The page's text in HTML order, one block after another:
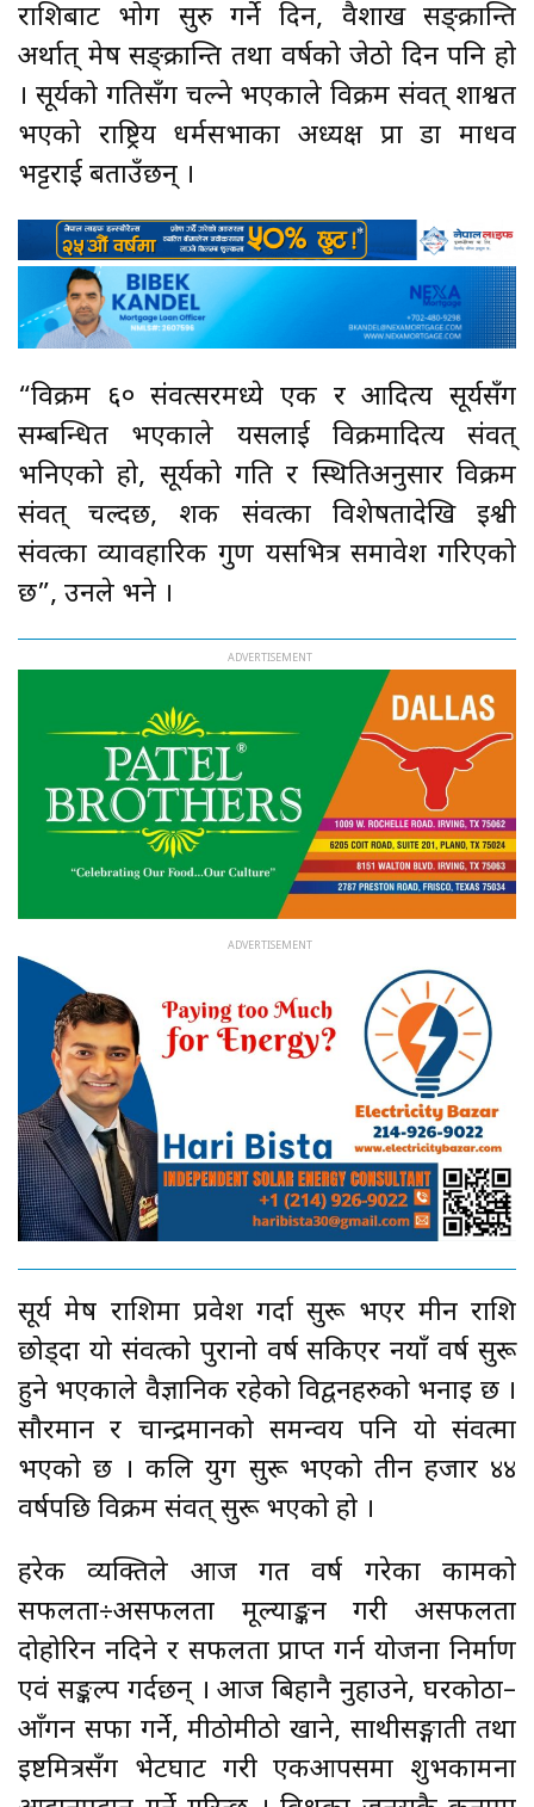
राशिबाट भोग सुरु गर्ने दिन, वैशाख सङ्क्रान्ति
अर्थात् मेष सङ्क्रान्ति तथा वर्षको जेठो दिन पनि हो
। सूर्यको गतिसँग चल्ने भएकाले विक्रम संवत् शाश्वत
भएको राष्ट्रिय धर्मसभाका अध्यक्ष प्रा डा माधव
भट्टराई बताउँछन् ।
“विक्रम ६० संवत्सरमध्ये एक र आदित्य सूर्यसँग
सम्बन्धित भएकाले यसलाई विक्रमादित्य संवत्
भनिएको हो, सूर्यको गति र स्थितिअनुसार विक्रम
संवत् चल्दछ, शक संवत्का विशेषतादेखि इश्वी
संवत्का व्यावहारिक गुण यसभित्र समावेश गरिएको
छ”, उनले भने ।
सूर्य मेष राशिमा प्रवेश गर्दा सुरू भएर मीन राशि
छोड्दा यो संवत्को पुरानो वर्ष सकिएर नयाँ वर्ष सुरू
हुने भएकाले वैज्ञानिक रहेको विद्वनहरुको भनाइ छ ।
सौरमान र चान्द्रमानको समन्वय पनि यो संवत्मा
भएको छ । कलि युग सुरू भएको तीन हजार ४४
वर्षपछि विक्रम संवत् सुरू भएको हो ।
हरेक व्यक्तिले आज गत वर्ष गरेका कामको
सफलता÷असफलता मूल्याङ्कन गरी असफलता
दोहोरिन नदिने र सफलता प्राप्त गर्न योजना निर्माण
एवं सङ्कल्प गर्दछन् । आज बिहानै नुहाउने, घरकोठा–
आँगन सफा गर्ने, मीठोमीठो खाने, साथीसङ्गाती तथा
इष्टमित्रसँग भेटघाट गरी एकआपसमा शुभकामना